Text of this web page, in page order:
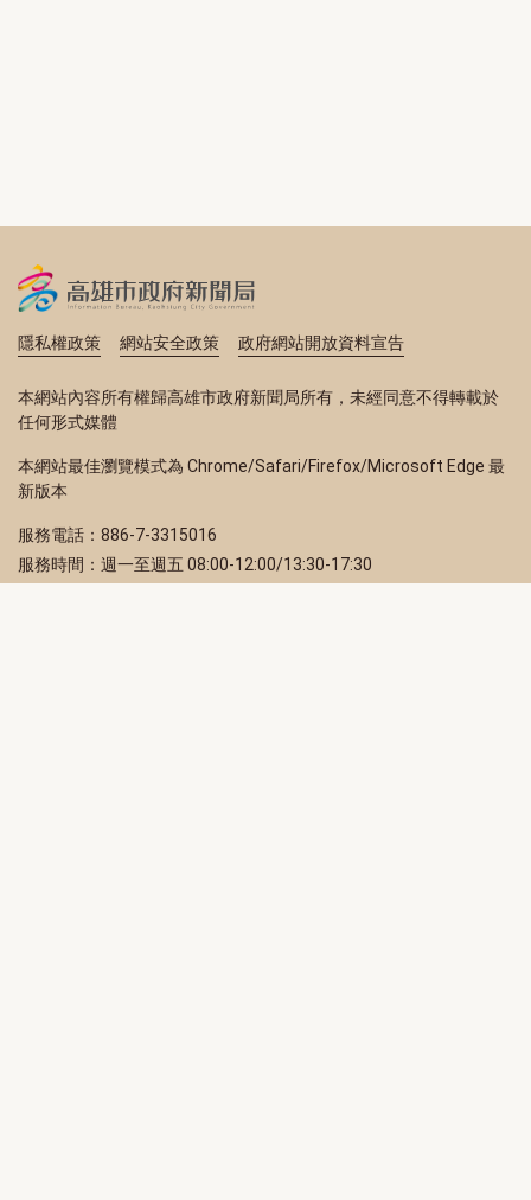
隱私權政策 網站安全政策 政府網站開放資料宣告
本網站內容所有權歸高雄市政府新聞局所有，未經同意不得轉載於
任何形式媒體
本網站最佳瀏覽模式為 Chrome/Safari/Firefox/Microsoft Edge 最
新版本
服務電話：886-7-3315016
服務時間：週一至週五 08:00-12:00/13:30-17:30